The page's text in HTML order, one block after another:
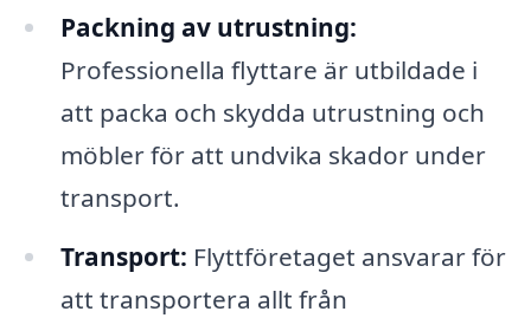
Packning av utrustning:
Professionella flyttare är utbildade i
att packa och skydda utrustning och
möbler för att undvika skador under
transport.
Transport: Flyttföretaget ansvarar för
att transportera allt från